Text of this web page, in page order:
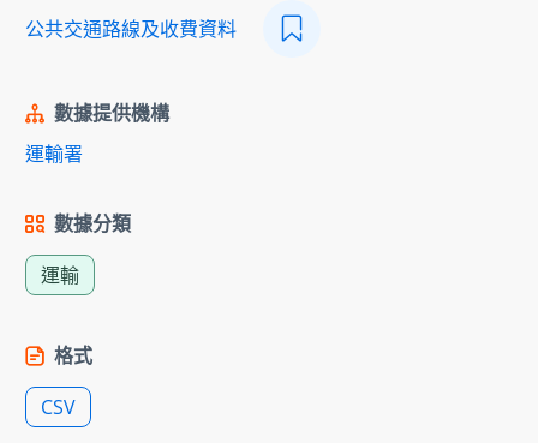
公共交通路線及收費資料
數據提供機構
運輸署
數據分類
運輸
格式
CSV